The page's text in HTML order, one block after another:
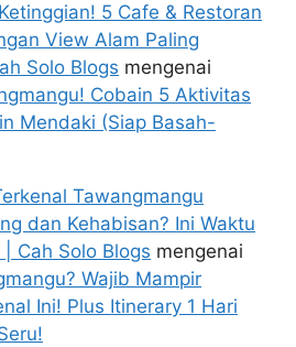
5 Cafe & Restoran
View Alam Paling
Solo Blogs mengenai
Cobain 5 Aktivitas
Mendaki (Siap Basah-
Tawangmangu
dan Kehabisan? Ini Waktu
Cah Solo Blogs mengenai
Wajib Mampir
Ini! Plus Itinerary 1 Hari